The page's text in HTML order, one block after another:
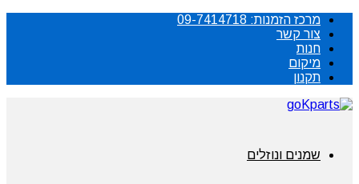
מרכז הזמנות: 09-7414718
צור קשר
חנות
מיקום
תקנון
שמנים ונוזלים